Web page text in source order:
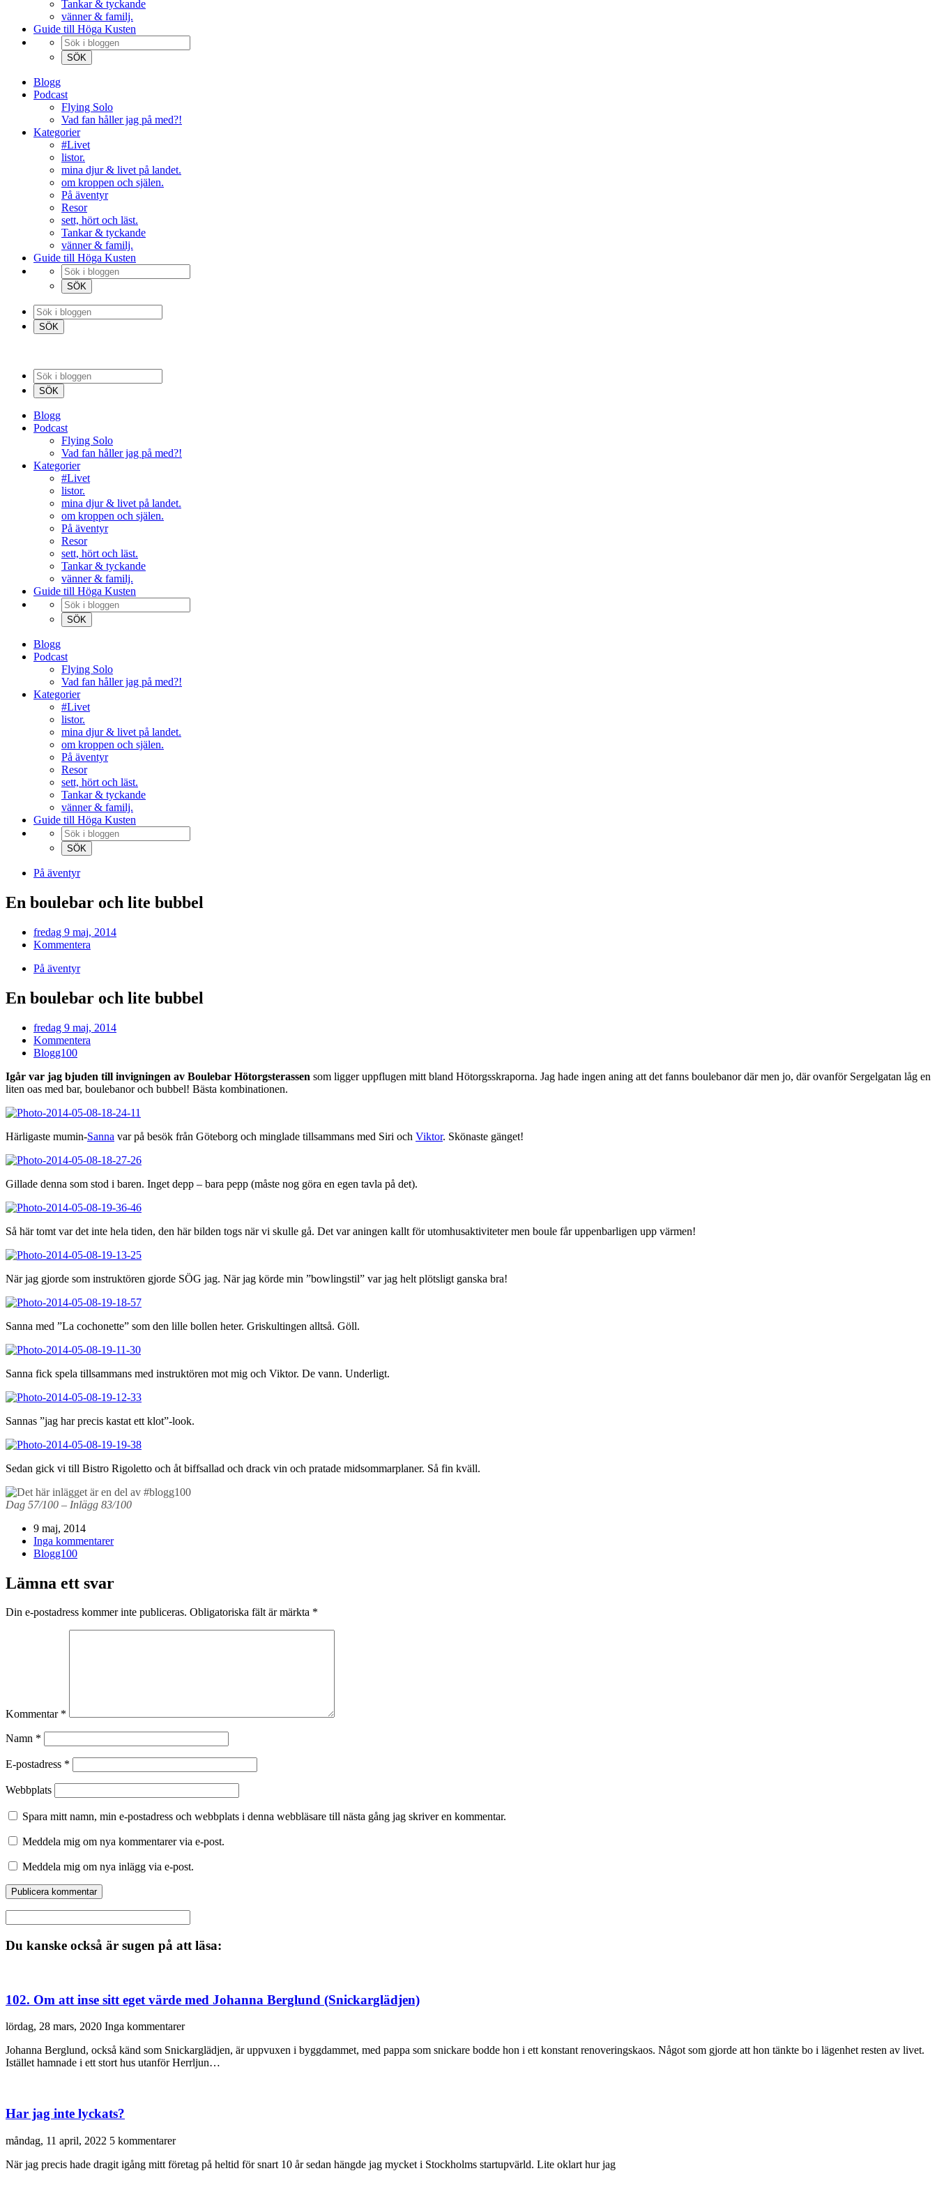
Tankar & tyckande
vänner & familj.
Guide till Höga Kusten
Blogg
Podcast
Flying Solo
Vad fan håller jag på med?!
Kategorier
#Livet
listor.
mina djur & livet på landet.
om kroppen och själen.
På äventyr
Resor
sett, hört och läst.
Tankar & tyckande
vänner & familj.
Guide till Höga Kusten
Blogg
Podcast
Flying Solo
Vad fan håller jag på med?!
Kategorier
#Livet
listor.
mina djur & livet på landet.
om kroppen och själen.
På äventyr
Resor
sett, hört och läst.
Tankar & tyckande
vänner & familj.
Guide till Höga Kusten
Blogg
Podcast
Flying Solo
Vad fan håller jag på med?!
Kategorier
#Livet
listor.
mina djur & livet på landet.
om kroppen och själen.
På äventyr
Resor
sett, hört och läst.
Tankar & tyckande
vänner & familj.
Guide till Höga Kusten
På äventyr
En boulebar och lite bubbel
fredag 9 maj, 2014
Kommentera
På äventyr
En boulebar och lite bubbel
fredag 9 maj, 2014
Kommentera
Blogg100
Igår var jag bjuden till invigningen av Boulebar Hötorgsterassen som ligger uppflugen mitt bland Hötorgsskraporna. Jag hade ingen aning att det fanns boulebanor där men jo, där ovanför Sergelgatan låg en
liten oas med bar, boulebanor och bubbel! Bästa kombinationen.
Härligaste mumin-Sanna var på besök från Göteborg och minglade tillsammans med Siri och Viktor. Skönaste gänget!
Gillade denna som stod i baren. Inget depp – bara pepp (måste nog göra en egen tavla på det).
Så här tomt var det inte hela tiden, den här bilden togs när vi skulle gå. Det var aningen kallt för utomhusaktiviteter men boule får uppenbarligen upp värmen!
När jag gjorde som instruktören gjorde SÖG jag. När jag körde min ”bowlingstil” var jag helt plötsligt ganska bra!
Sanna med ”La cochonette” som den lille bollen heter. Griskultingen alltså. Göll.
Sanna fick spela tillsammans med instruktören mot mig och Viktor. De vann. Underligt.
Sannas ”jag har precis kastat ett klot”-look.
Sedan gick vi till Bistro Rigoletto och åt biffsallad och drack vin och pratade midsommarplaner. Så fin kväll.
Dag 57/100 – Inlägg 83/100
9 maj, 2014
Inga kommentarer
Blogg100
Lämna ett svar
Din e-postadress kommer inte publiceras. Obligatoriska fält är märkta *
Kommentar *
Namn *
E-postadress *
Webbplats
Spara mitt namn, min e-postadress och webbplats i denna webbläsare till nästa gång jag skriver en kommentar.
Meddela mig om nya kommentarer via e-post.
Meddela mig om nya inlägg via e-post.
Du kanske också är sugen på att läsa:
102. Om att inse sitt eget värde med Johanna Berglund (Snickarglädjen)
lördag, 28 mars, 2020 Inga kommentarer
Johanna Berglund, också känd som Snickarglädjen, är uppvuxen i byggdammet, med pappa som snickare bodde hon i ett konstant renoveringskaos. Något som gjorde att hon tänkte bo i lägenhet resten av livet.
Istället hamnade i ett stort hus utanför Herrljun…
Har jag inte lyckats?
måndag, 11 april, 2022 5 kommentarer
När jag precis hade dragit igång mitt företag på heltid för snart 10 år sedan hängde jag mycket i Stockholms startupvärld. Lite oklart hur jag